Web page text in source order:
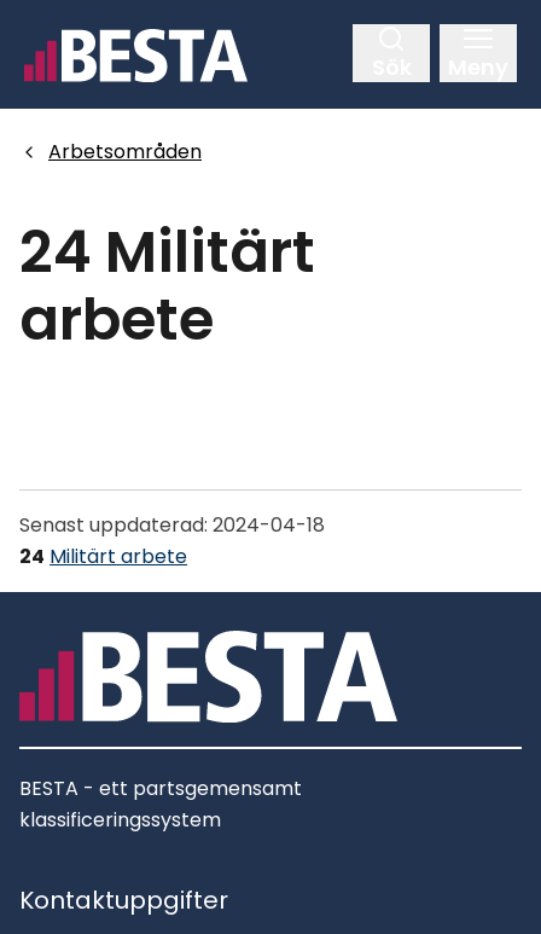
Arbetsområden
24 Militärt
arbete
Senast uppdaterad: 2024-04-18
24 Militärt arbete
BESTA - ett partsgemensamt
klassificeringssystem
Kontaktuppgifter